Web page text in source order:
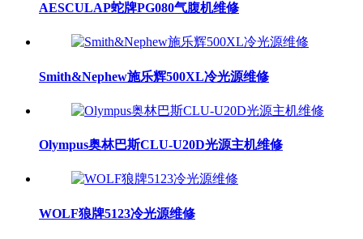
AESCULAP蛇牌PG080气腹机维修
Smith&Nephew施乐辉500XL冷光源维修
Olympus奥林巴斯CLU-U20D光源主机维修
WOLF狼牌5123冷光源维修